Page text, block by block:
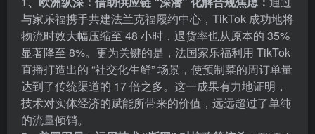
与家乐福携手共建法兰克福履约中心，TikTok 成功地将
物流时效大幅压缩至 48 小时，退货率也从原本的 35%
显著降至 8%。更为关键的是，法国家乐福利用 TikTok
直播打造出的 “社交化生鲜” 场景，使预制菜的周订单量
达到了传统渠道的 17 倍之多。这一成果有力地证明，
技术对实体经济的赋能所带来的价值，远远超过了单纯
的流量倾销。